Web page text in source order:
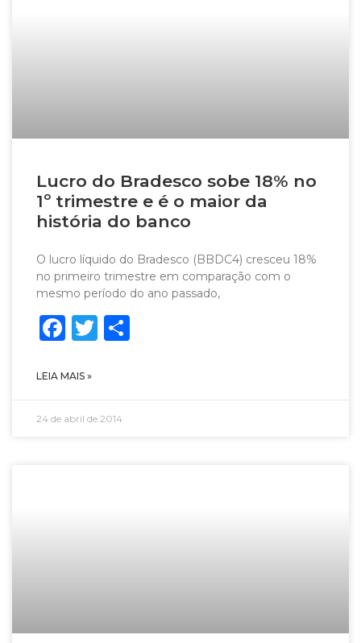
Lucro do Bradesco sobe 18% no
1º trimestre e é o maior da
história do banco
O lucro líquido do Bradesco (BBDC4) cresceu 18%
no primeiro trimestre em comparação com o
mesmo período do ano passado,
Facebook
Twitter
LEIA MAIS »
24 de abril de 2014